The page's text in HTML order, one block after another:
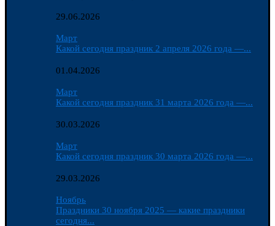
29.06.2026
Март
Какой сегодня праздник 2 апреля 2026 года —...
01.04.2026
Март
Какой сегодня праздник 31 марта 2026 года —...
30.03.2026
Март
Какой сегодня праздник 30 марта 2026 года —...
29.03.2026
Ноябрь
Праздники 30 ноября 2025 — какие праздники
сегодня...